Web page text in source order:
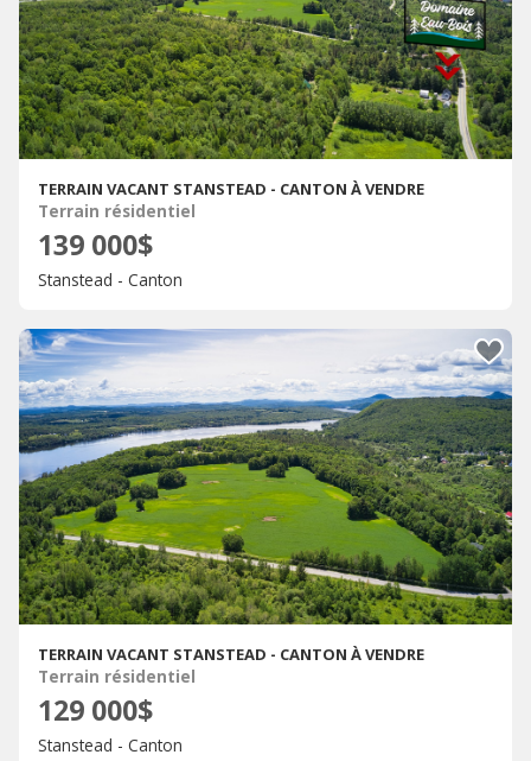
TERRAIN VACANT STANSTEAD - CANTON À VENDRE
Terrain résidentiel
139 000$
Stanstead - Canton
TERRAIN VACANT STANSTEAD - CANTON À VENDRE
Terrain résidentiel
129 000$
Stanstead - Canton